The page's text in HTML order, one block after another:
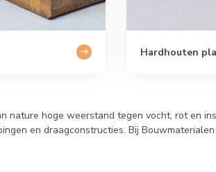
Hardhouten
hoge weerstand tegen vocht, rot en
en draagconstructies. Bij